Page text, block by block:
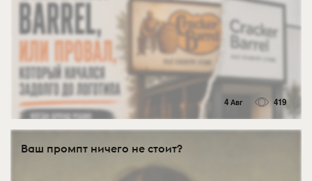
4 Авг 419
Ваш промпт ничего не стоит?